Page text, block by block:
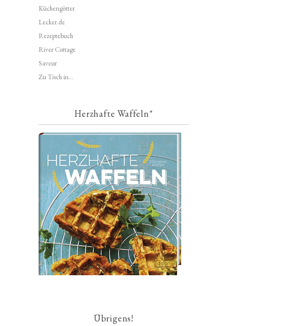
Küchengötter
Lecker.de
Rezeptebuch
River Cottage
Saveur
Zu Tisch in...
Herzhafte Waffeln*
Übrigens!